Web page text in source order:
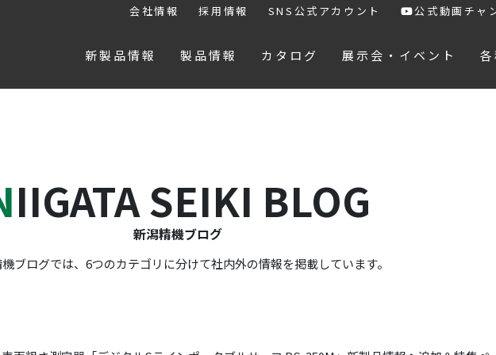
会社情報 採用情報 SNS公式アカウント 公式動画チャ
新製品情報 製品情報 カタログ 展示会・イベント
NIIGATA SEIKI BLOG
新潟精機ブログ
ブログでは、6つのカテゴリに分けて社内外の情報を掲載しています。